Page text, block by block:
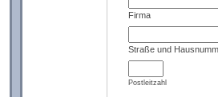
Firma
Straße und
Postleitzahl